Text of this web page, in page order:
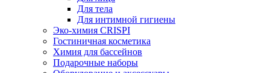
Для тела
Для интимной гигиены
Эко-химия CRISPI
Гостиничная косметика
Химия для бассейнов
Подарочные наборы